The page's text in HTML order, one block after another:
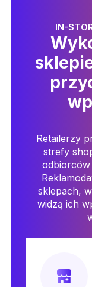
IN-
Retailerzy
strefy
odbiorców
sklepach,
widzą ich